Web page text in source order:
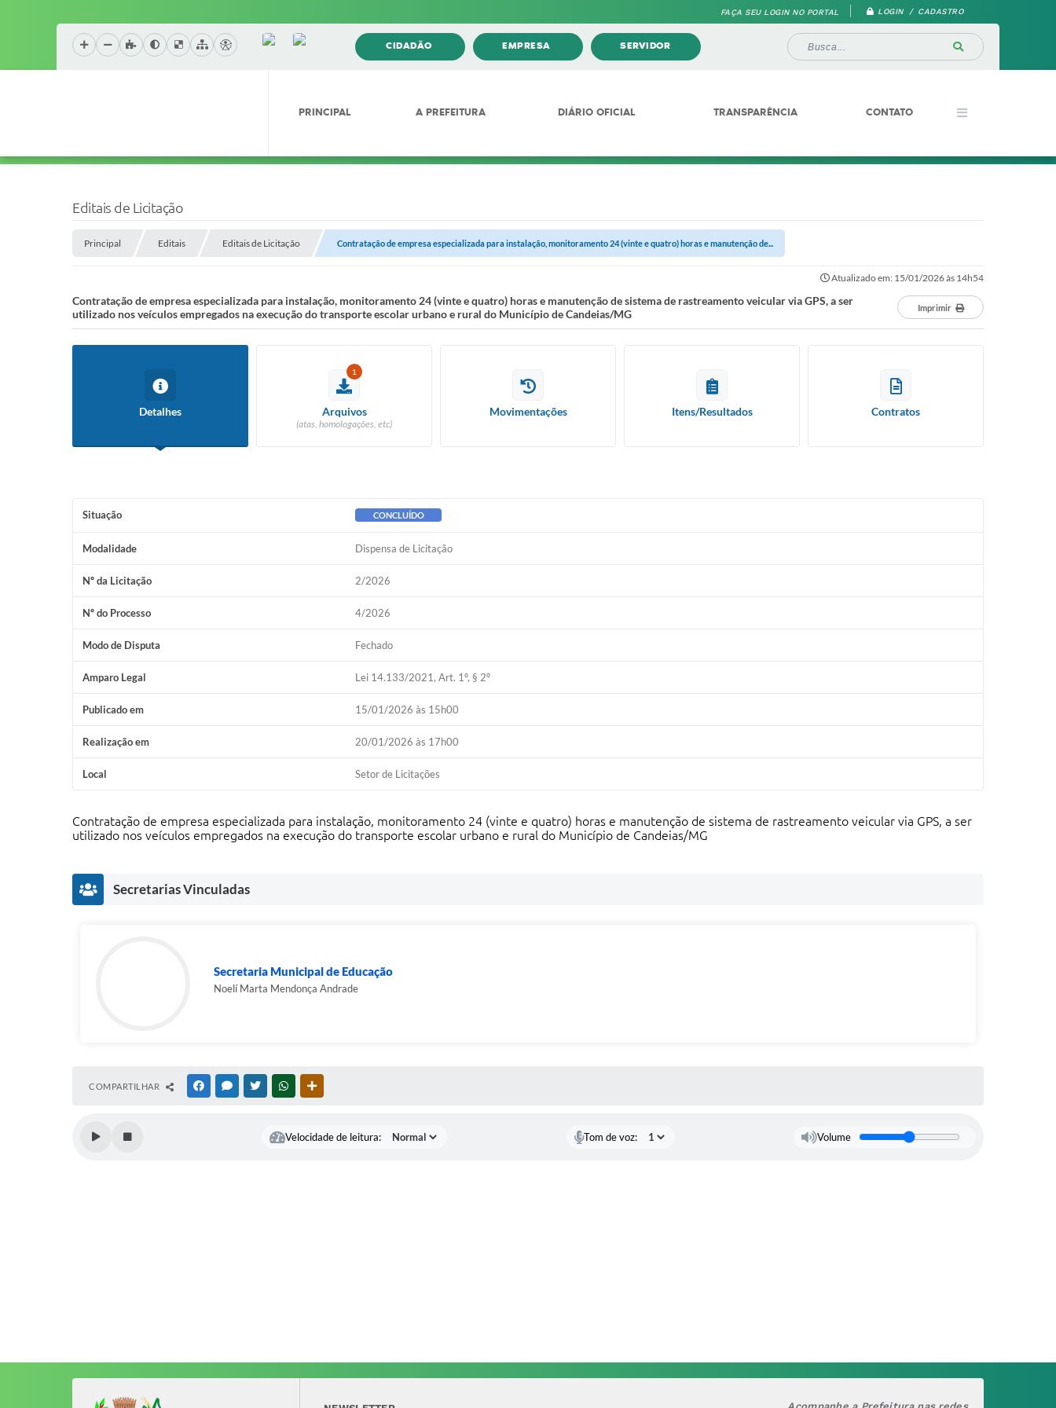
FAÇA SEU LOGIN NO PORTAL LOGIN / CADASTRO
CIDADÃO EMPRESA SERVIDOR
PRINCIPAL A PREFEITURA DIÁRIO OFICIAL TRANSPARÊNCIA CONTATO
Editais de Licitação
Principal Editais Editais de Licitação Contratação de empresa especializada para instalação, monitoramento 24 (vinte e quatro) horas e manutenção de...
Atualizado em: 15/01/2026 às 14h54
Contratação de empresa especializada para instalação, monitoramento 24 (vinte e quatro) horas e manutenção de sistema de rastreamento veicular via GPS, a ser
utilizado nos veículos empregados na execução do transporte escolar urbano e rural do Município de Candeias/MG
Imprimir
Detalhes
1
Arquivos
(atas, homologações, etc)
Movimentações Itens/Resultados Contratos
Situação CONCLUÍDO
Modalidade Dispensa de Licitação
Nº da Licitação 2/2026
Nº do Processo 4/2026
Modo de Disputa Fechado
Amparo Legal Lei 14.133/2021, Art. 1º, § 2º
Publicado em 15/01/2026 às 15h00
Realização em 20/01/2026 às 17h00
Local Setor de Licitações
Contratação de empresa especializada para instalação, monitoramento 24 (vinte e quatro) horas e manutenção de sistema de rastreamento veicular via GPS, a ser
utilizado nos veículos empregados na execução do transporte escolar urbano e rural do Município de Candeias/MG
Secretarias Vinculadas
Secretaria Municipal de Educação
Noelí Marta Mendonça Andrade
COMPARTILHAR FACEBOOKMESSENGER
TWITTERWHATSAPP
Velocidade de leitura: Tom de voz: Volume
Acompanhe a Prefeitura nas redes